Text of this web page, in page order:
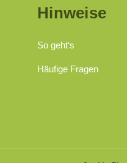
Hinweise
So geht‘s
Häufige Fragen